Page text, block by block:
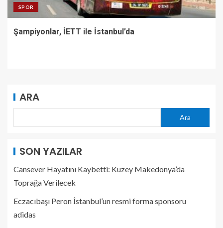
SPOR
Şampiyonlar, İETT ile İstanbul’da
ARA
Ara
SON YAZILAR
Cansever Hayatını Kaybetti: Kuzey Makedonya’da
Toprağa Verilecek
Eczacıbaşı Peron İstanbul’un resmi forma sponsoru
adidas